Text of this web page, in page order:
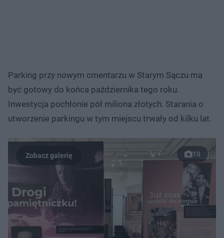
Parking przy nowym cmentarzu w Starym Sączu ma
być gotowy do końca października tego roku.
Inwestycja pochłonie pół miliona złotych. Starania o
utworzenie parkingu w tym miejscu trwały od kilku lat.
10